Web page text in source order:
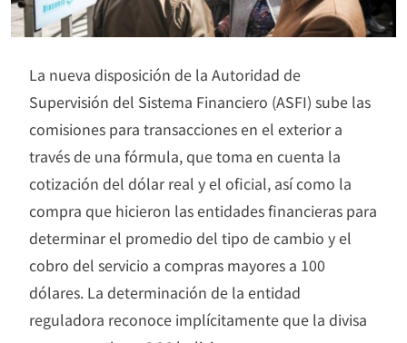
La nueva disposición de la Autoridad de
Supervisión del Sistema Financiero (ASFI) sube las
comisiones para transacciones en el exterior a
través de una fórmula, que toma en cuenta la
cotización del dólar real y el oficial, así como la
compra que hicieron las entidades financieras para
determinar el promedio del tipo de cambio y el
cobro del servicio a compras mayores a 100
dólares. La determinación de la entidad
reguladora reconoce implícitamente que la divisa